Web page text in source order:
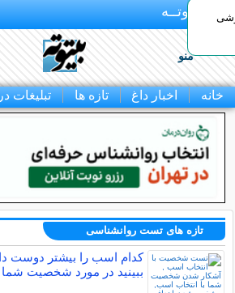
بـیتوتــه
منو
خانه اخبار داغ تازه ها تبلیغات
تازه های تست روانشناسی
کدام اسب را بیشتر دوست
ببینید در مورد شخصیت